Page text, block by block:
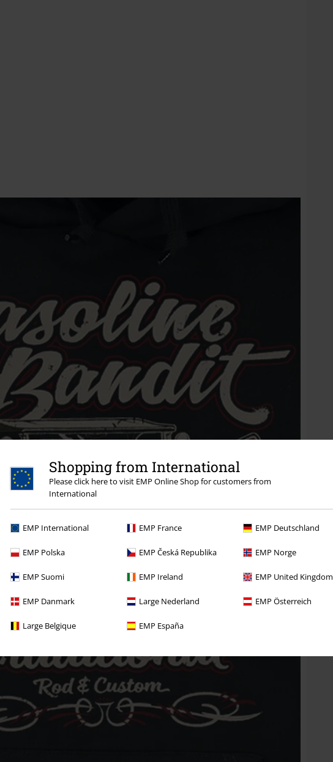
Shopping from International
Please click here to visit EMP Online Shop for customers from
International
EMP International EMP France EMP Deutschland
EMP Polska EMP Česká Republika EMP Norge
EMP Suomi EMP Ireland EMP United Kingdom
EMP Danmark Large Nederland EMP Österreich
Large Belgique EMP España